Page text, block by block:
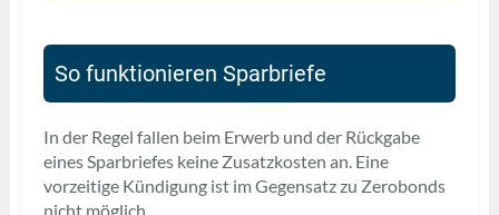
So funktionieren Sparbriefe
In der Regel fallen beim Erwerb und der Rückgabe
eines Sparbriefes keine Zusatzkosten an. Eine
vorzeitige Kündigung ist im Gegensatz zu Zerobonds
nicht möglich.